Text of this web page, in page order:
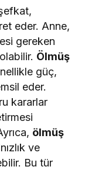
eder. Anne,
gereken
Ölmüş
güç,
eder.
kararlar
ölmüş
ve
Bu tür